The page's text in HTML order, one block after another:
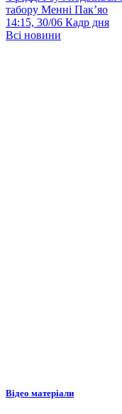
табору Менні Пак’яо
14:15, 30/06 Кадр дня
Всі новини
Відео матеріали